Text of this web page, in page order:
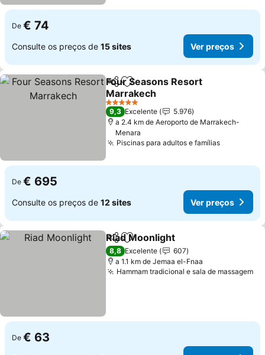
De € 74
Consulte os preços de 15 sites Ver preços
PartilharAdicionar aos favoritos
Four Seasons Resort
Marrakech
Ver preços
5 Estrelas
9,3 Excelente
5.976
a 2.4 km de Aeroporto de Marrakech-
Menara
Piscinas para adultos e famíliasVer
De € 695
Consulte os preços de 12 sites Ver preços
PartilharAdicionar aos favoritos
Riad Moonlight
8,8 Excelente
607
a 1.1 km de Jemaa el-Fnaa
Hammam tradicional e sala de massagem
De € 63